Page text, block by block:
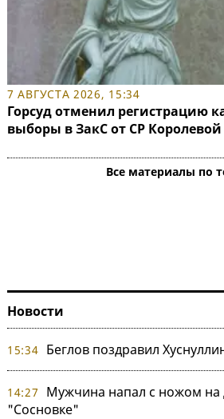
7 АВГУСТА 2026, 15:34
Горсуд отменил регистрацию
выборы в ЗакС от СР Королевой
Все материалы по
Новости
15:34 Беглов поздравил
14:27
Мужчина напал с ножом на
"Сосновке"